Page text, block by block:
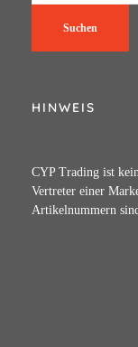
Suchen
HINWEIS
CYP Trading ist
Vertreter einer
Artikelnummern